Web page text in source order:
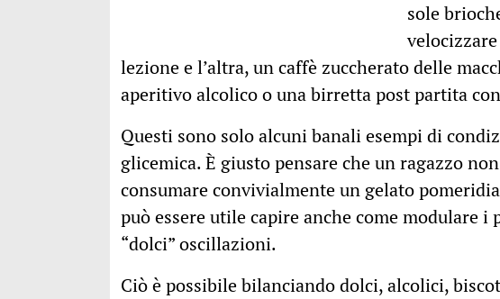
sole
lezione e l’altra, un caffè zuccherato delle
aperitivo alcolico o una birretta post partita
Questi sono solo alcuni banali esempi di
glicemica. È giusto pensare che un ragazzo
consumare convivialmente un gelato
può essere utile capire anche come modulare
“dolci” oscillazioni.
Ciò è possibile bilanciando dolci, alcolici,